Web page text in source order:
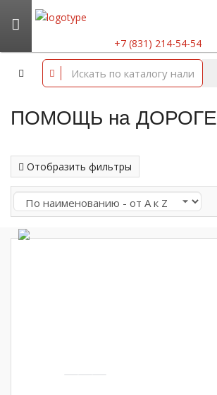
+7 (831) 214-54-54
ПОМОЩЬ на ДОРОГЕ
Отобразить фильтры